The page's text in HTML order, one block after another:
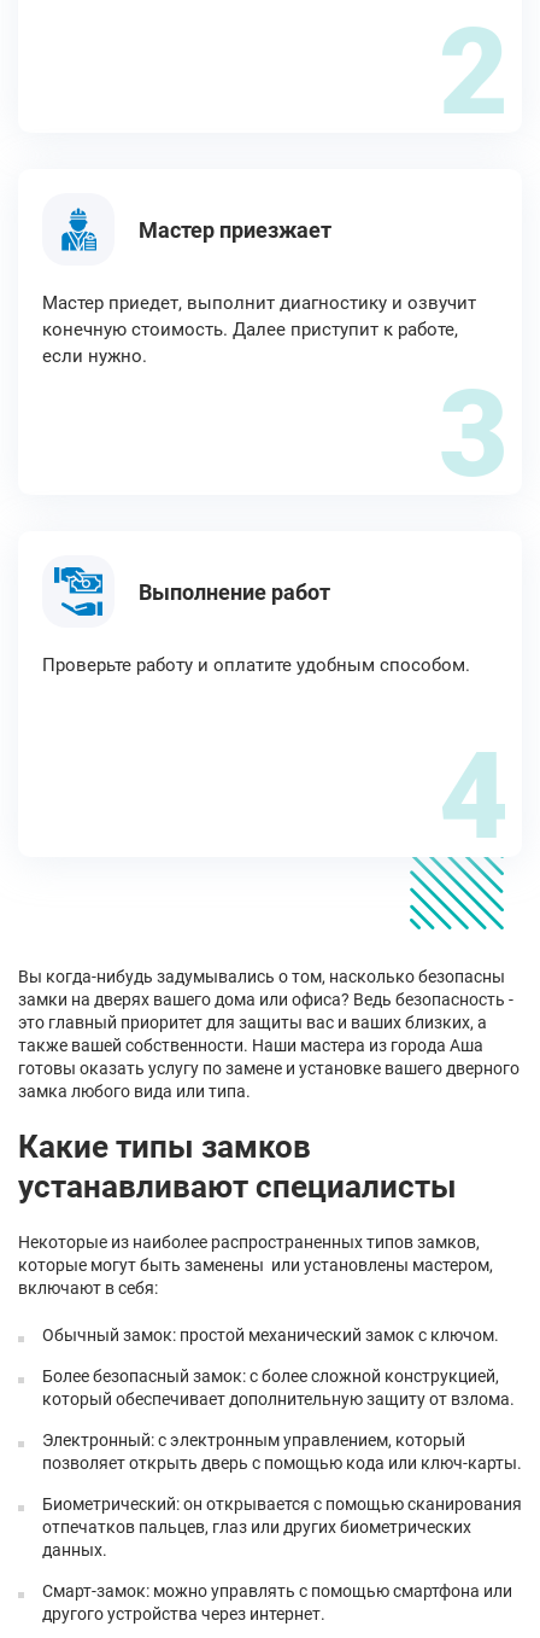
2
Мастер приезжает
Мастер приедет, выполнит диагностику и озвучит
конечную стоимость. Далее приступит к работе,
если нужно.
3
Выполнение работ
Проверьте работу и оплатите удобным способом.
4
Вы когда-нибудь задумывались о том, насколько безопасны
замки на дверях вашего дома или офиса? Ведь безопасность -
это главный приоритет для защиты вас и ваших близких, а
также вашей собственности. Наши мастера из города Аша
готовы оказать услугу по замене и установке вашего дверного
замка любого вида или типа.
Какие типы замков
устанавливают специалисты
Некоторые из наиболее распространенных типов замков,
которые могут быть заменены или установлены мастером,
включают в себя:
Обычный замок: простой механический замок с ключом.
Более безопасный замок: с более сложной конструкцией,
который обеспечивает дополнительную защиту от взлома.
Электронный: с электронным управлением, который
позволяет открыть дверь с помощью кода или ключ-карты.
Биометрический: он открывается с помощью сканирования
отпечатков пальцев, глаз или других биометрических
данных.
Смарт-замок: можно управлять с помощью смартфона или
другого устройства через интернет.